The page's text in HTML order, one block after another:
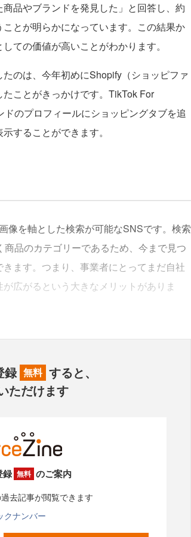
品やブランドを発見した」と回答し、約
とが明らかになっています。この結果か
ての価値が高いことがわかります。
のは、今年初めにShopify（ショッピファ
ことがきっかけです。TikTok For
のプロフィールにショッピングタブを追
することができます。
像を軸とした検索が可能なSNSです。検索
品のカテゴリーであるため、今まで見つ
ます。つまり、事業者にとってまだ自社
広がるという大きなメリットがありま
録 無料 すると、
ただけます
録 無料 のご案内
去記事が閲覧できます
クナンバー